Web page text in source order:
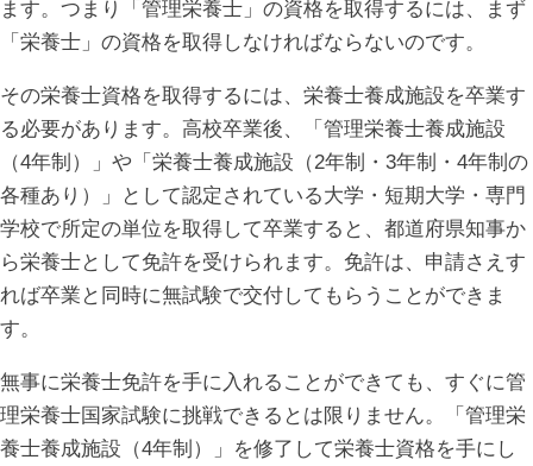
ます。つまり「管理栄養士」の資格を取得するには、まず
「栄養士」の資格を取得しなければならないのです。
その栄養士資格を取得するには、栄養士養成施設を卒業す
る必要があります。高校卒業後、「管理栄養士養成施設
（4年制）」や「栄養士養成施設（2年制・3年制・4年制の
各種あり）」として認定されている大学・短期大学・専門
学校で所定の単位を取得して卒業すると、都道府県知事か
ら栄養士として免許を受けられます。免許は、申請さえす
れば卒業と同時に無試験で交付してもらうことができま
す。
無事に栄養士免許を手に入れることができても、すぐに管
理栄養士国家試験に挑戦できるとは限りません。「管理栄
養士養成施設（4年制）」を修了して栄養士資格を手にし